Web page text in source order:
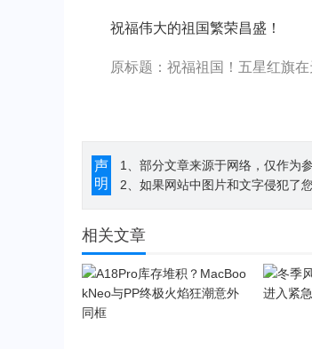
祝福伟大的祖国繁荣昌盛！
原标题：祝福祖国！五星红旗
声
明
1、部分文章来源于网络，仅作为参
2、如果网站中图片和文字侵犯了
相关文章